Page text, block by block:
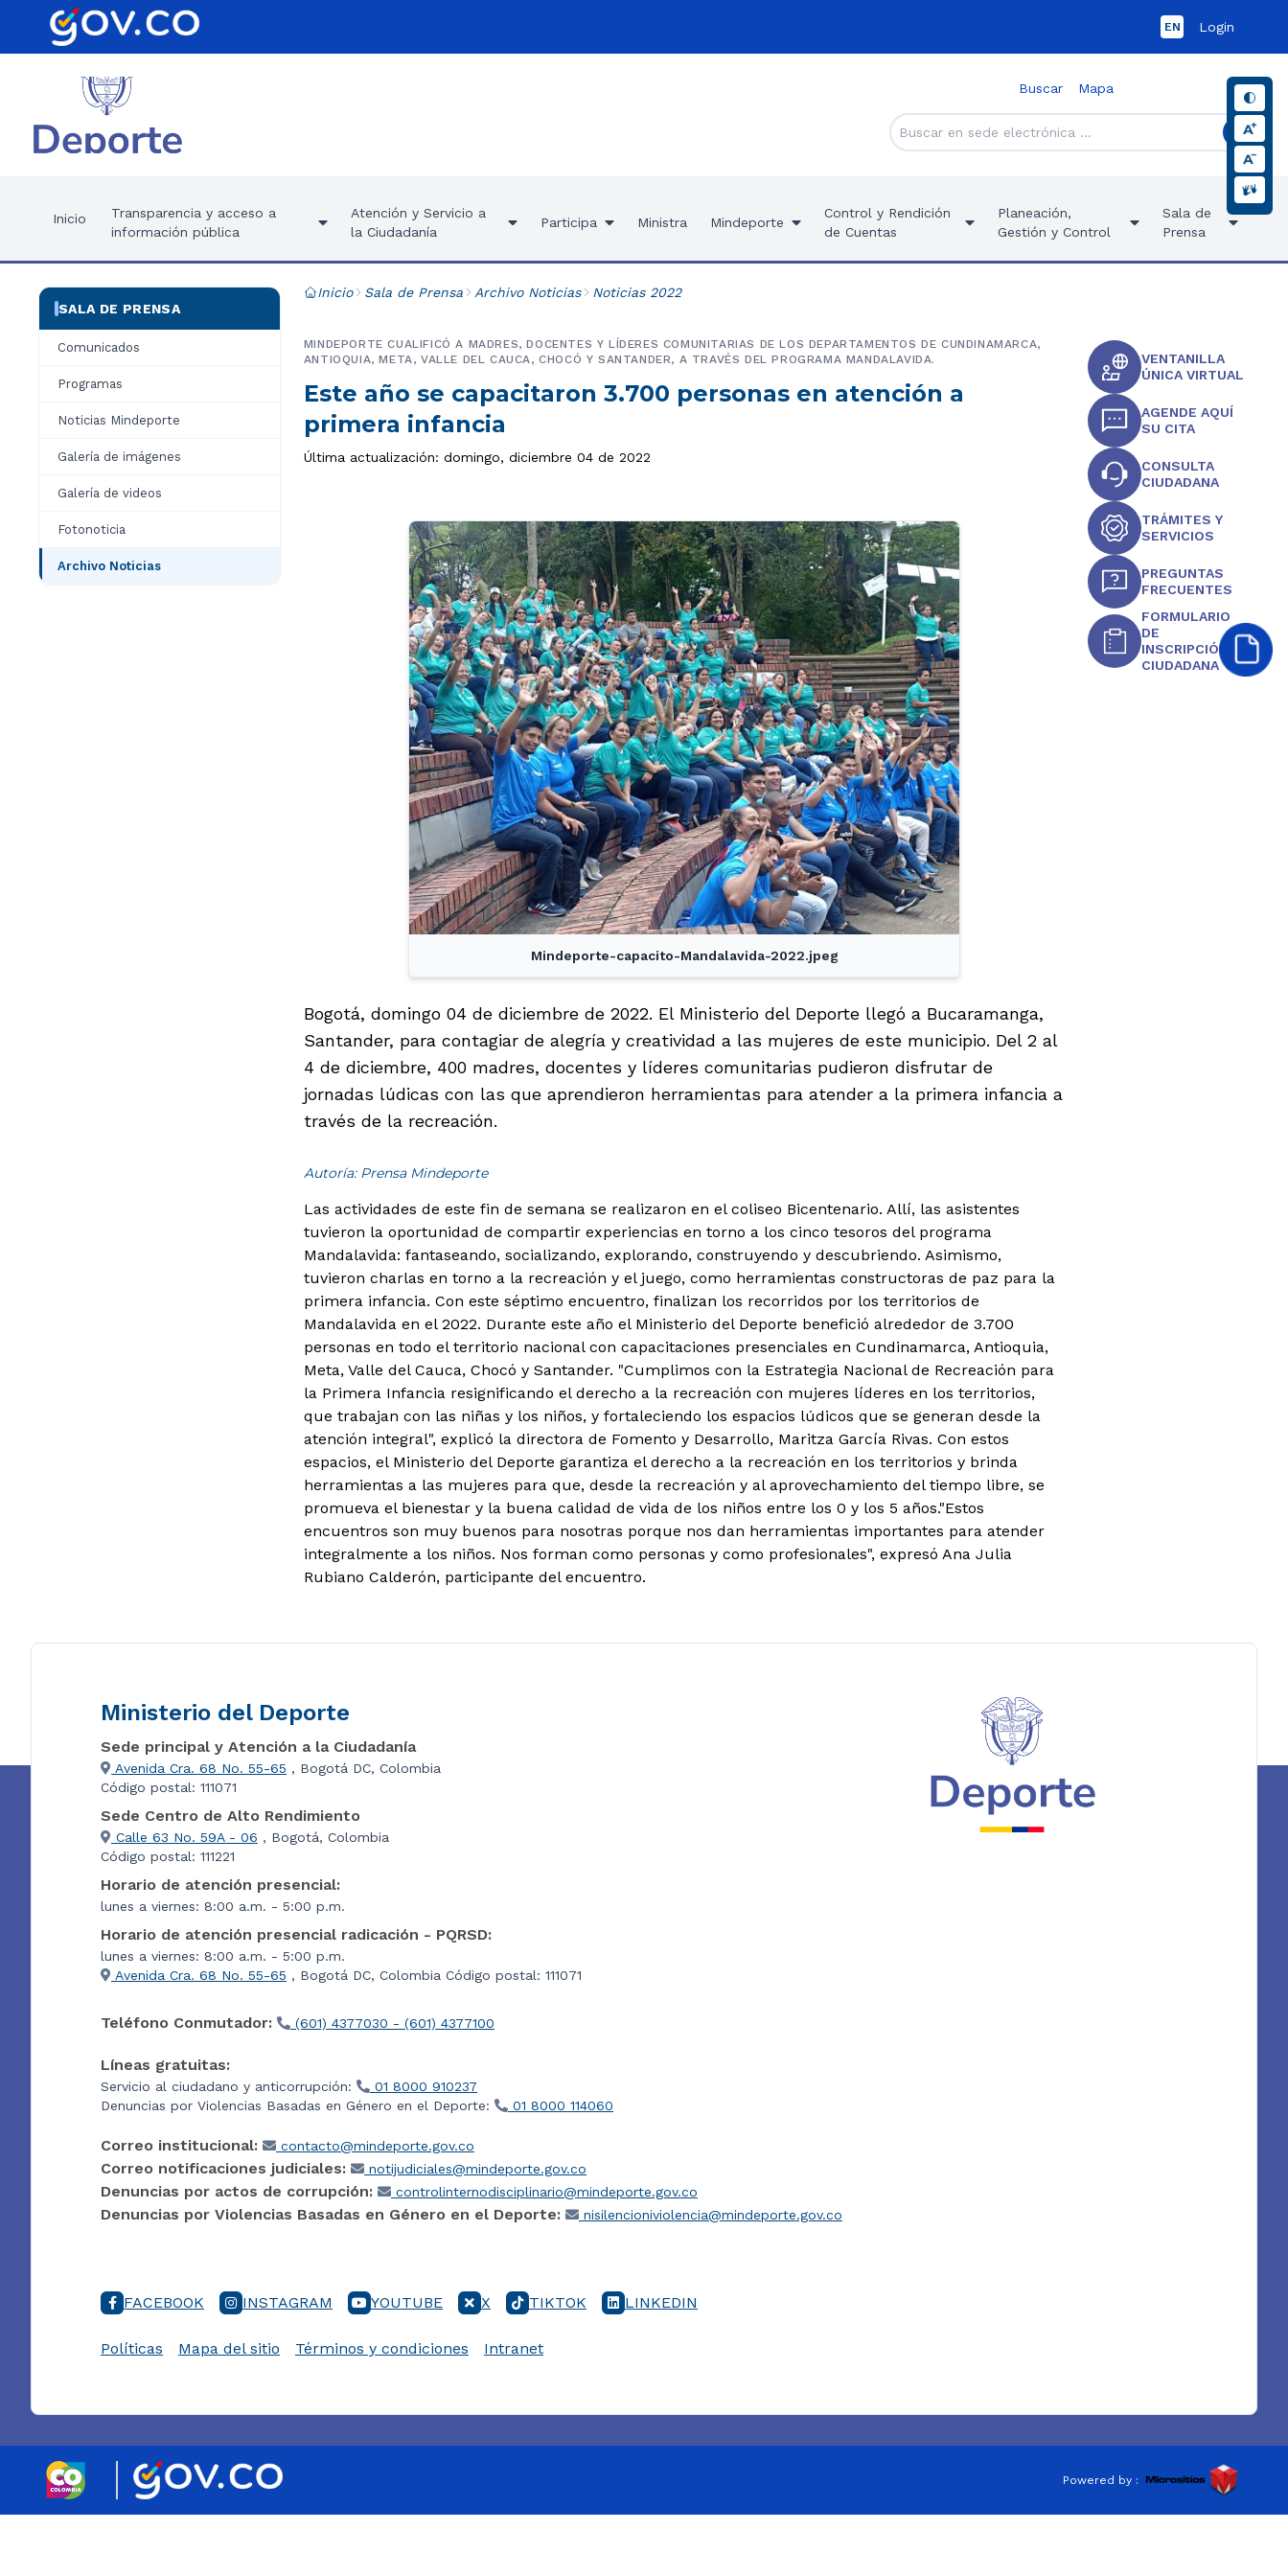
EN Login
Buscar Mapa
Inicio
Transparencia y acceso a
información pública
Atención y Servicio a
la Ciudadanía
Participa Ministra Mindeporte
Control y Rendición
de Cuentas
Planeación,
Gestión y Control
Sala de
Prensa
SALA DE PRENSA
Comunicados
Programas
Noticias Mindeporte
Galería de imágenes
Galería de videos
Fotonoticia
Archivo Noticias
Inicio Sala de Prensa Archivo Noticias Noticias 2022
Este año se capacitaron 3.700 personas en atención a
primera infancia
MINDEPORTE CUALIFICÓ A MADRES, DOCENTES Y LÍDERES COMUNITARIAS DE LOS DEPARTAMENTOS DE CUNDINAMARCA,
ANTIOQUIA, META, VALLE DEL CAUCA, CHOCÓ Y SANTANDER, A TRAVÉS DEL PROGRAMA MANDALAVIDA.
Última actualización: domingo, diciembre 04 de 2022
Mindeporte-capacito-Mandalavida-2022.jpeg
Bogotá, domingo 04 de diciembre de 2022. El Ministerio del Deporte llegó a Bucaramanga,
Santander, para contagiar de alegría y creatividad a las mujeres de este municipio. Del 2 al
4 de diciembre, 400 madres, docentes y líderes comunitarias pudieron disfrutar de
jornadas lúdicas con las que aprendieron herramientas para atender a la primera infancia a
través de la recreación.
Autoría: Prensa Mindeporte
Las actividades de este fin de semana se realizaron en el coliseo Bicentenario. Allí, las asistentes
tuvieron la oportunidad de compartir experiencias en torno a los cinco tesoros del programa
Mandalavida: fantaseando, socializando, explorando, construyendo y descubriendo. Asimismo,
tuvieron charlas en torno a la recreación y el juego, como herramientas constructoras de paz para la
primera infancia. Con este séptimo encuentro, finalizan los recorridos por los territorios de
Mandalavida en el 2022. Durante este año el Ministerio del Deporte benefició alrededor de 3.700
personas en todo el territorio nacional con capacitaciones presenciales en Cundinamarca, Antioquia,
Meta, Valle del Cauca, Chocó y Santander. "Cumplimos con la Estrategia Nacional de Recreación para
la Primera Infancia resignificando el derecho a la recreación con mujeres líderes en los territorios,
que trabajan con las niñas y los niños, y fortaleciendo los espacios lúdicos que se generan desde la
atención integral", explicó la directora de Fomento y Desarrollo, Maritza García Rivas. Con estos
espacios, el Ministerio del Deporte garantiza el derecho a la recreación en los territorios y brinda
herramientas a las mujeres para que, desde la recreación y al aprovechamiento del tiempo libre, se
promueva el bienestar y la buena calidad de vida de los niños entre los 0 y los 5 años."Estos
encuentros son muy buenos para nosotras porque nos dan herramientas importantes para atender
integralmente a los niños. Nos forman como personas y como profesionales", expresó Ana Julia
Rubiano Calderón, participante del encuentro.
VENTANILLA
ÚNICA VIRTUAL
AGENDE AQUÍ
SU CITA
CONSULTA
CIUDADANA
TRÁMITES Y
SERVICIOS
PREGUNTAS
FRECUENTES
FORMULARIO
DE
INSCRIPCIÓN
CIUDADANA
Ministerio del Deporte
Sede principal y Atención a la Ciudadanía
Avenida Cra. 68 No. 55-65 , Bogotá DC, Colombia
Código postal: 111071
Sede Centro de Alto Rendimiento
Calle 63 No. 59A - 06 , Bogotá, Colombia
Código postal: 111221
Horario de atención presencial:
lunes a viernes: 8:00 a.m. - 5:00 p.m.
Horario de atención presencial radicación - PQRSD:
lunes a viernes: 8:00 a.m. - 5:00 p.m.
Avenida Cra. 68 No. 55-65 , Bogotá DC, Colombia Código postal: 111071
Teléfono Conmutador: (601) 4377030 - (601) 4377100
Líneas gratuitas:
Servicio al ciudadano y anticorrupción:
01 8000 910237
Denuncias por Violencias Basadas en Género en el Deporte:
01 8000 114060
Correo institucional: contacto@mindeporte.gov.co
Correo notificaciones judiciales: notijudiciales@mindeporte.gov.co
Denuncias por actos de corrupción: controlinternodisciplinario@mindeporte.gov.co
Denuncias por Violencias Basadas en Género en el Deporte: nisilencioniviolencia@mindeporte.gov.co
FACEBOOK INSTAGRAM YOUTUBE X TIKTOK LINKEDIN
Políticas Mapa del sitio Términos y condiciones Intranet
Powered by :